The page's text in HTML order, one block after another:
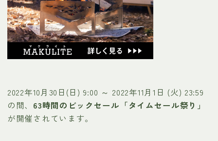
2022年10月30日(日) 9:00 ～ 2022年11月1日 (火) 23:59
の間、 63時間のビックセール「タイムセール祭り」
が開催されています。